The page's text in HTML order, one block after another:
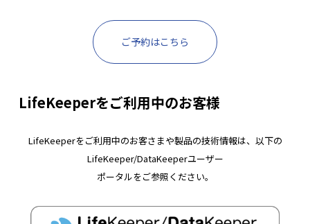
ご予約はこちら
LifeKeeperをご利用中のお客様
LifeKeeperをご利用中のお客さまや製品の技術情報は、以下の
LifeKeeper/DataKeeperユーザー
ポータルをご参照ください。